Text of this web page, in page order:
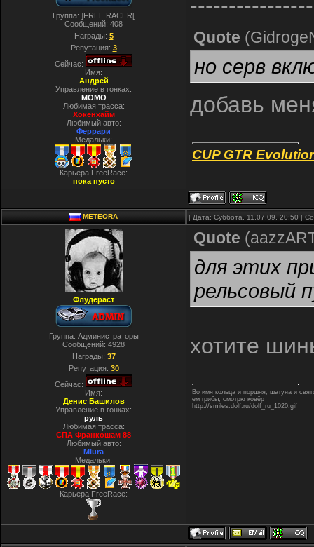
Группа: ]FREE RACER[
Сообщений: 408
Награды: 5
Репутация: 3
Сейчас:
Имя:
Андрей
Управление в гонках:
MOMO
Любимая трасса:
Хокенхайм
Любимый авто:
Феррари
Медальки:
Карьера FreeRace:
пока пусто
Quote (
но серв
добавь
CUP GTR
METEORA | Дата: Суббота, 11.07.09, 20:50 |
Флудераст
Группа: Администраторы
Сообщений: 4928
Награды: 37
Репутация: 30
Сейчас:
Имя:
Денис Башилов
Управление в гонках:
руль
Любимая трасса:
СПА Франкошам 88
Любимый авто:
Miura
Медальки:
Карьера FreeRace:
Quote (
для этих
рельсовый
хотите
Во имя кольца и поршня, шатуна и
ем грибы, смотрю ковёр
http://smiles.dolf.ru/dolf_ru_1020.gif